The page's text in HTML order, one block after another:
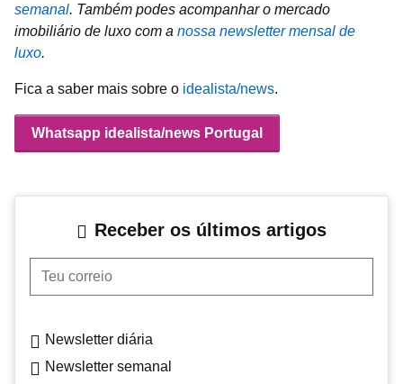
semanal. Também podes acompanhar o mercado
imobiliário de luxo com a nossa newsletter mensal de
luxo.
Fica a saber mais sobre o idealista/news.
Whatsapp idealista/news Portugal
Receber os últimos artigos
Teu correio
Newsletter diária
Newsletter semanal